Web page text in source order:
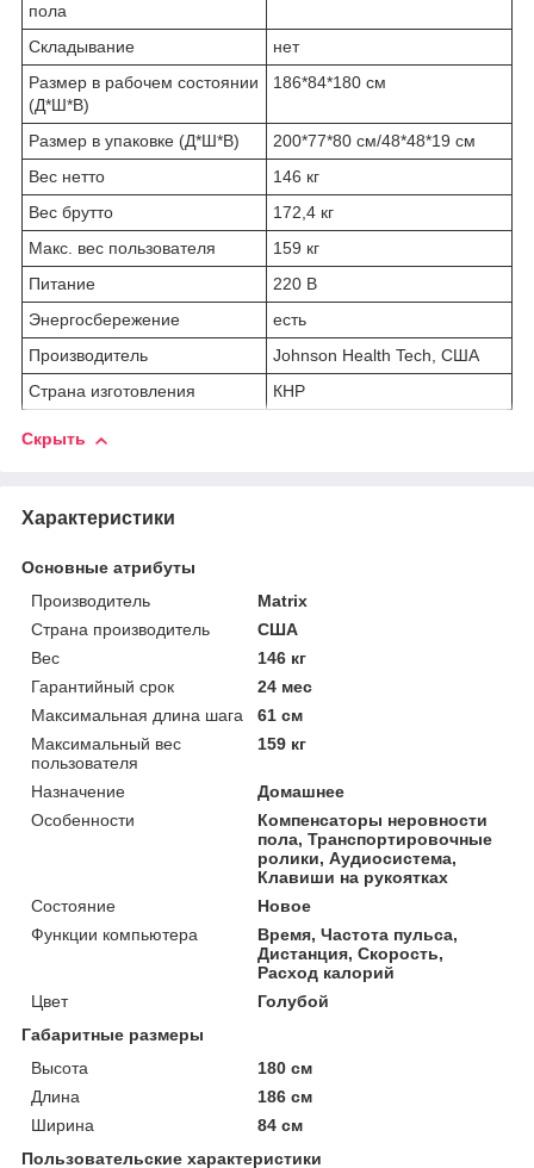
пола
Складывание
нет
Размер в рабочем состоянии
(Д*Ш*В)
186*84*180 см
Размер в упаковке (Д*Ш*В)
200*77*80 см/48*48*19 см
Вес нетто
146 кг
Вес брутто
172,4 кг
Макс. вес пользователя
159 кг
Питание
220 В
Энергосбережение
есть
Производитель
Johnson Health Tech, США
Страна изготовления
КНР
Скрыть
Характеристики
Основные атрибуты
Производитель
Matrix
Страна производитель
США
Вес
146 кг
Гарантийный срок
24 мес
Максимальная длина шага
61 см
Максимальный вес
пользователя
159 кг
Назначение
Домашнее
Особенности
Компенсаторы неровности
пола, Транспортировочные
ролики, Аудиосистема,
Клавиши на рукоятках
Состояние
Новое
Функции компьютера
Время, Частота пульса,
Дистанция, Скорость,
Расход калорий
Цвет
Голубой
Габаритные размеры
Высота
180 см
Длина
186 см
Ширина
84 см
Пользовательские характеристики